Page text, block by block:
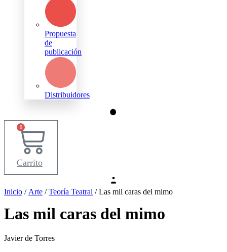
Propuesta
de
publicación
Distribuidores
0
Carrito
Inicio / Arte /Teoría Teatral / Las mil caras del mimo
Las mil caras del mimo
Javier de Torres